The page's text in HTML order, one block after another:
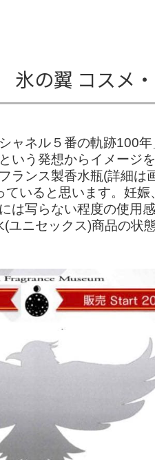
の翼 コスメ
ャネル５番の軌跡100
いう発想からイメージ
ランス製香水瓶(詳細
ていると思います。妊
は写らない程度の使用
ユニセックス)商品の状